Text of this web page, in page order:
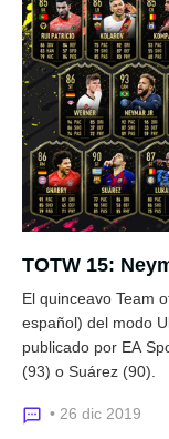
TOTW 15:
El quinceavo Team
español) del modo
publicado por EA
(93) o Suárez (90).
• 26 dic 2019